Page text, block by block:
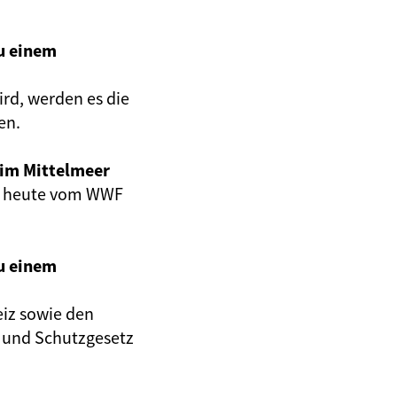
einem
werden es die
Mittelmeer
vom WWF
einem
sowie den
Schutzgesetz